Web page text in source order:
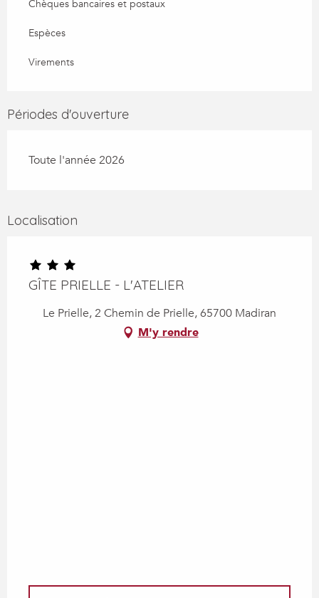
Chèques bancaires et postaux
Espèces
Virements
Périodes d'ouverture
Toute l'année 2026
Localisation
GÎTE PRIELLE - L'ATELIER
Le Prielle, 2 Chemin de Prielle, 65700 Madiran
M'y rendre